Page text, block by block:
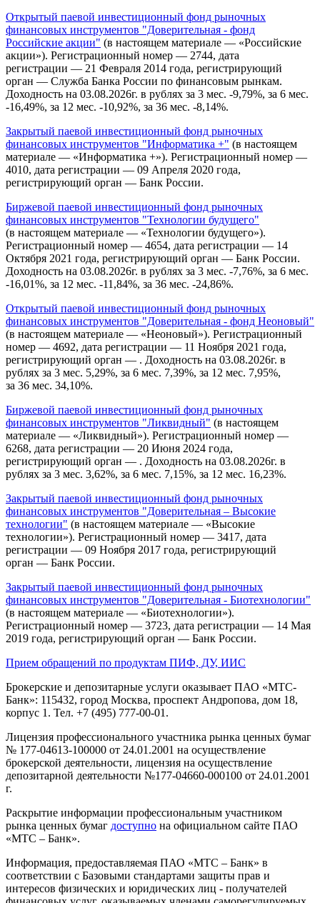
Открытый паевой инвестиционный фонд рыночных
финансовых инструментов "Доверительная - фонд
Российские акции" (в настоящем материале — «Российские
акции»). Регистрационный номер — 2744, дата
регистрации — 21 Февраля 2014 года, регистрирующий
орган — Служба Банка России по финансовым рынкам.
Доходность на 03.08.2026г. в рублях за 3 мес. -9,79%, за 6 мес.
-16,49%, за 12 мес. -10,92%, за 36 мес. -8,14%.
Закрытый паевой инвестиционный фонд рыночных
финансовых инструментов "Информатика +" (в настоящем
материале — «Информатика +»). Регистрационный номер —
4010, дата регистрации — 09 Апреля 2020 года,
регистрирующий орган — Банк России.
Биржевой паевой инвестиционный фонд рыночных
финансовых инструментов "Технологии будущего"
(в настоящем материале — «Технологии будущего»).
Регистрационный номер — 4654, дата регистрации — 14
Октября 2021 года, регистрирующий орган — Банк России.
Доходность на 03.08.2026г. в рублях за 3 мес. -7,76%, за 6 мес.
-16,01%, за 12 мес. -11,84%, за 36 мес. -24,86%.
Открытый паевой инвестиционный фонд рыночных
финансовых инструментов "Доверительная - фонд Неоновый"
(в настоящем материале — «Неоновый»). Регистрационный
номер — 4692, дата регистрации — 11 Ноября 2021 года,
регистрирующий орган — . Доходность на 03.08.2026г. в
рублях за 3 мес. 5,29%, за 6 мес. 7,39%, за 12 мес. 7,95%,
за 36 мес. 34,10%.
Биржевой паевой инвестиционный фонд рыночных
финансовых инструментов "Ликвидный" (в настоящем
материале — «Ликвидный»). Регистрационный номер —
6268, дата регистрации — 20 Июня 2024 года,
регистрирующий орган — . Доходность на 03.08.2026г. в
рублях за 3 мес. 3,62%, за 6 мес. 7,15%, за 12 мес. 16,23%.
Закрытый паевой инвестиционный фонд рыночных
финансовых инструментов "Доверительная – Высокие
технологии" (в настоящем материале — «Высокие
технологии»). Регистрационный номер — 3417, дата
регистрации — 09 Ноября 2017 года, регистрирующий
орган — Банк России.
Закрытый паевой инвестиционный фонд рыночных
финансовых инструментов "Доверительная - Биотехнологии"
(в настоящем материале — «Биотехнологии»).
Регистрационный номер — 3723, дата регистрации — 14 Мая
2019 года, регистрирующий орган — Банк России.
Прием обращений по продуктам ПИФ, ДУ, ИИС
Брокерские и депозитарные услуги оказывает ПАО «МТС-
Банк»: 115432, город Москва, проспект Андропова, дом 18,
корпус 1. Тел. +7 (495) 777-00-01.
Лицензия профессионального участника рынка ценных бумаг
№ 177-04613-100000 от 24.01.2001 на осуществление
брокерской деятельности, лицензия на осуществление
депозитарной деятельности №177-04660-000100 от 24.01.2001
г.
Раскрытие информации профессиональным участником
рынка ценных бумаг доступно на официальном сайте ПАО
«МТС – Банк».
Информация, предоставляемая ПАО «МТС – Банк» в
соответствии с Базовыми стандартами защиты прав и
интересов физических и юридических лиц - получателей